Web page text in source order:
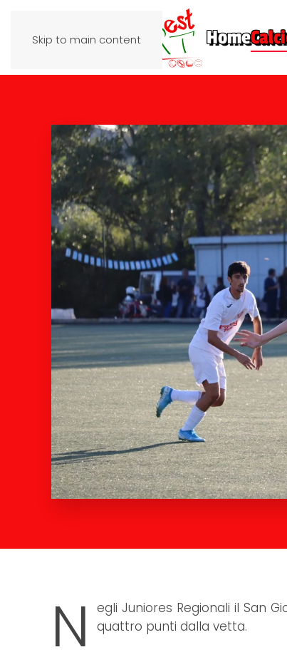
Skip to main content Home
N
egli Juniores Regionali il San
quattro punti dalla vetta.